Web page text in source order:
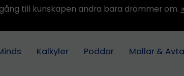
till kunskapen andra bara drömmer om.
Kalkyler Poddar Mallar &